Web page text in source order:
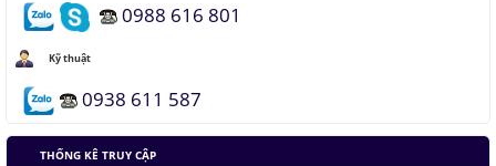
0988 616 801
Kỹ thuật
0938 611 587
THỐNG KÊ TRUY CẬP